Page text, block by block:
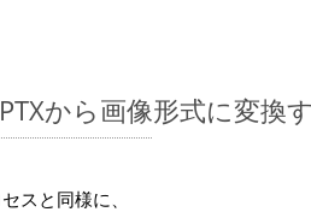
から画像形式に変換
スと同様に、